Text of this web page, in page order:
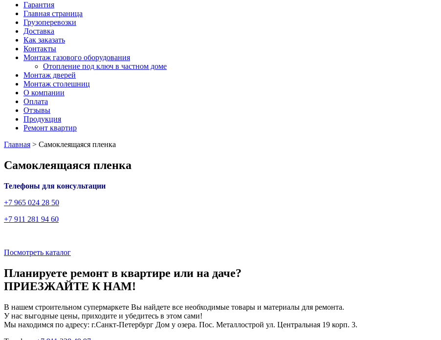
Гарантия
Главная страница
Грузоперевозки
Доставка
Как заказать
Контакты
Монтаж газового оборудования
Отопление под ключ в частном доме
Монтаж дверей
Монтаж столешниц
О компании
Оплата
Отзывы
Продукция
Ремонт квартир
Главная > Самоклеящаяся пленка
Самоклеящаяся пленка
Телефоны для консультации
+7 965 024 28 50
+7 911 281 94 60
Посмотреть каталог
Планируете ремонт в квартире или на даче?
ПРИЕЗЖАЙТЕ К НАМ!
В нашем строительном супермаркете Вы найдете все необходимые товары и материалы для ремонта.
У нас выгодные цены, приходите и убедитесь в этом сами!
Мы находимся по адресу: г.Санкт-Петербург Дом у озера. Пос. Металлострой ул. Центральная 19 корп. 3.